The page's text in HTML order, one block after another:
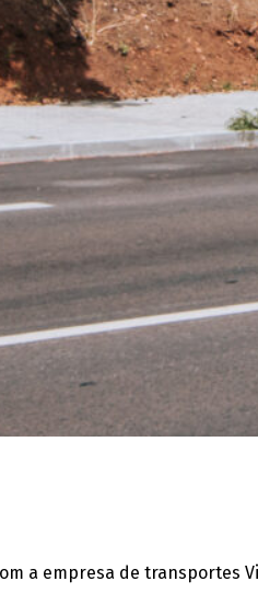
a empresa de transportes